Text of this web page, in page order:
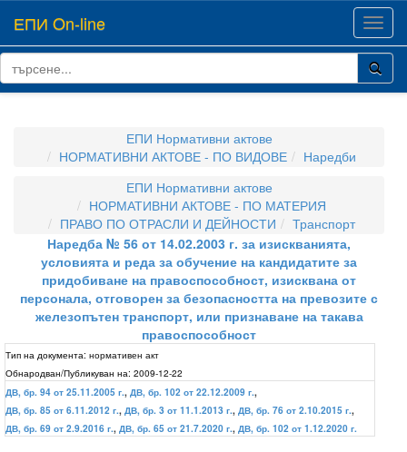
ЕПИ On-line
ЕПИ Нормативни актове
НОРМАТИВНИ АКТОВЕ - ПО ВИДОВЕ
Наредби
ЕПИ Нормативни актове
НОРМАТИВНИ АКТОВЕ - ПО МАТЕРИЯ
ПРАВО ПО ОТРАСЛИ И ДЕЙНОСТИ
Транспорт
Наредба № 56 от 14.02.2003 г. за изискванията,
условията и реда за обучение на кандидатите за
придобиване на правоспособност, изисквана от
персонала, отговорен за безопасността на превозите с
железопътен транспорт, или признаване на такава
правоспособност
Тип на документа: нормативен акт
Обнародван/Публикуван на: 2009-12-22
ДВ, бр. 94 от 25.11.2005 г., ДВ, бр. 102 от 22.12.2009 г.,
ДВ, бр. 85 от 6.11.2012 г., ДВ, бр. 3 от 11.1.2013 г., ДВ, бр. 76 от 2.10.2015 г.,
ДВ, бр. 69 от 2.9.2016 г., ДВ, бр. 65 от 21.7.2020 г., ДВ, бр. 102 от 1.12.2020 г.